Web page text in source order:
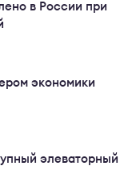
в России при
экономики
элеваторный